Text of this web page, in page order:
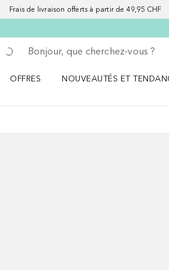
Frais de livraison offerts à partir de 49,95
Retourner
Exécuter la recherche
OFFRES
NOUVEAUTÉS ET